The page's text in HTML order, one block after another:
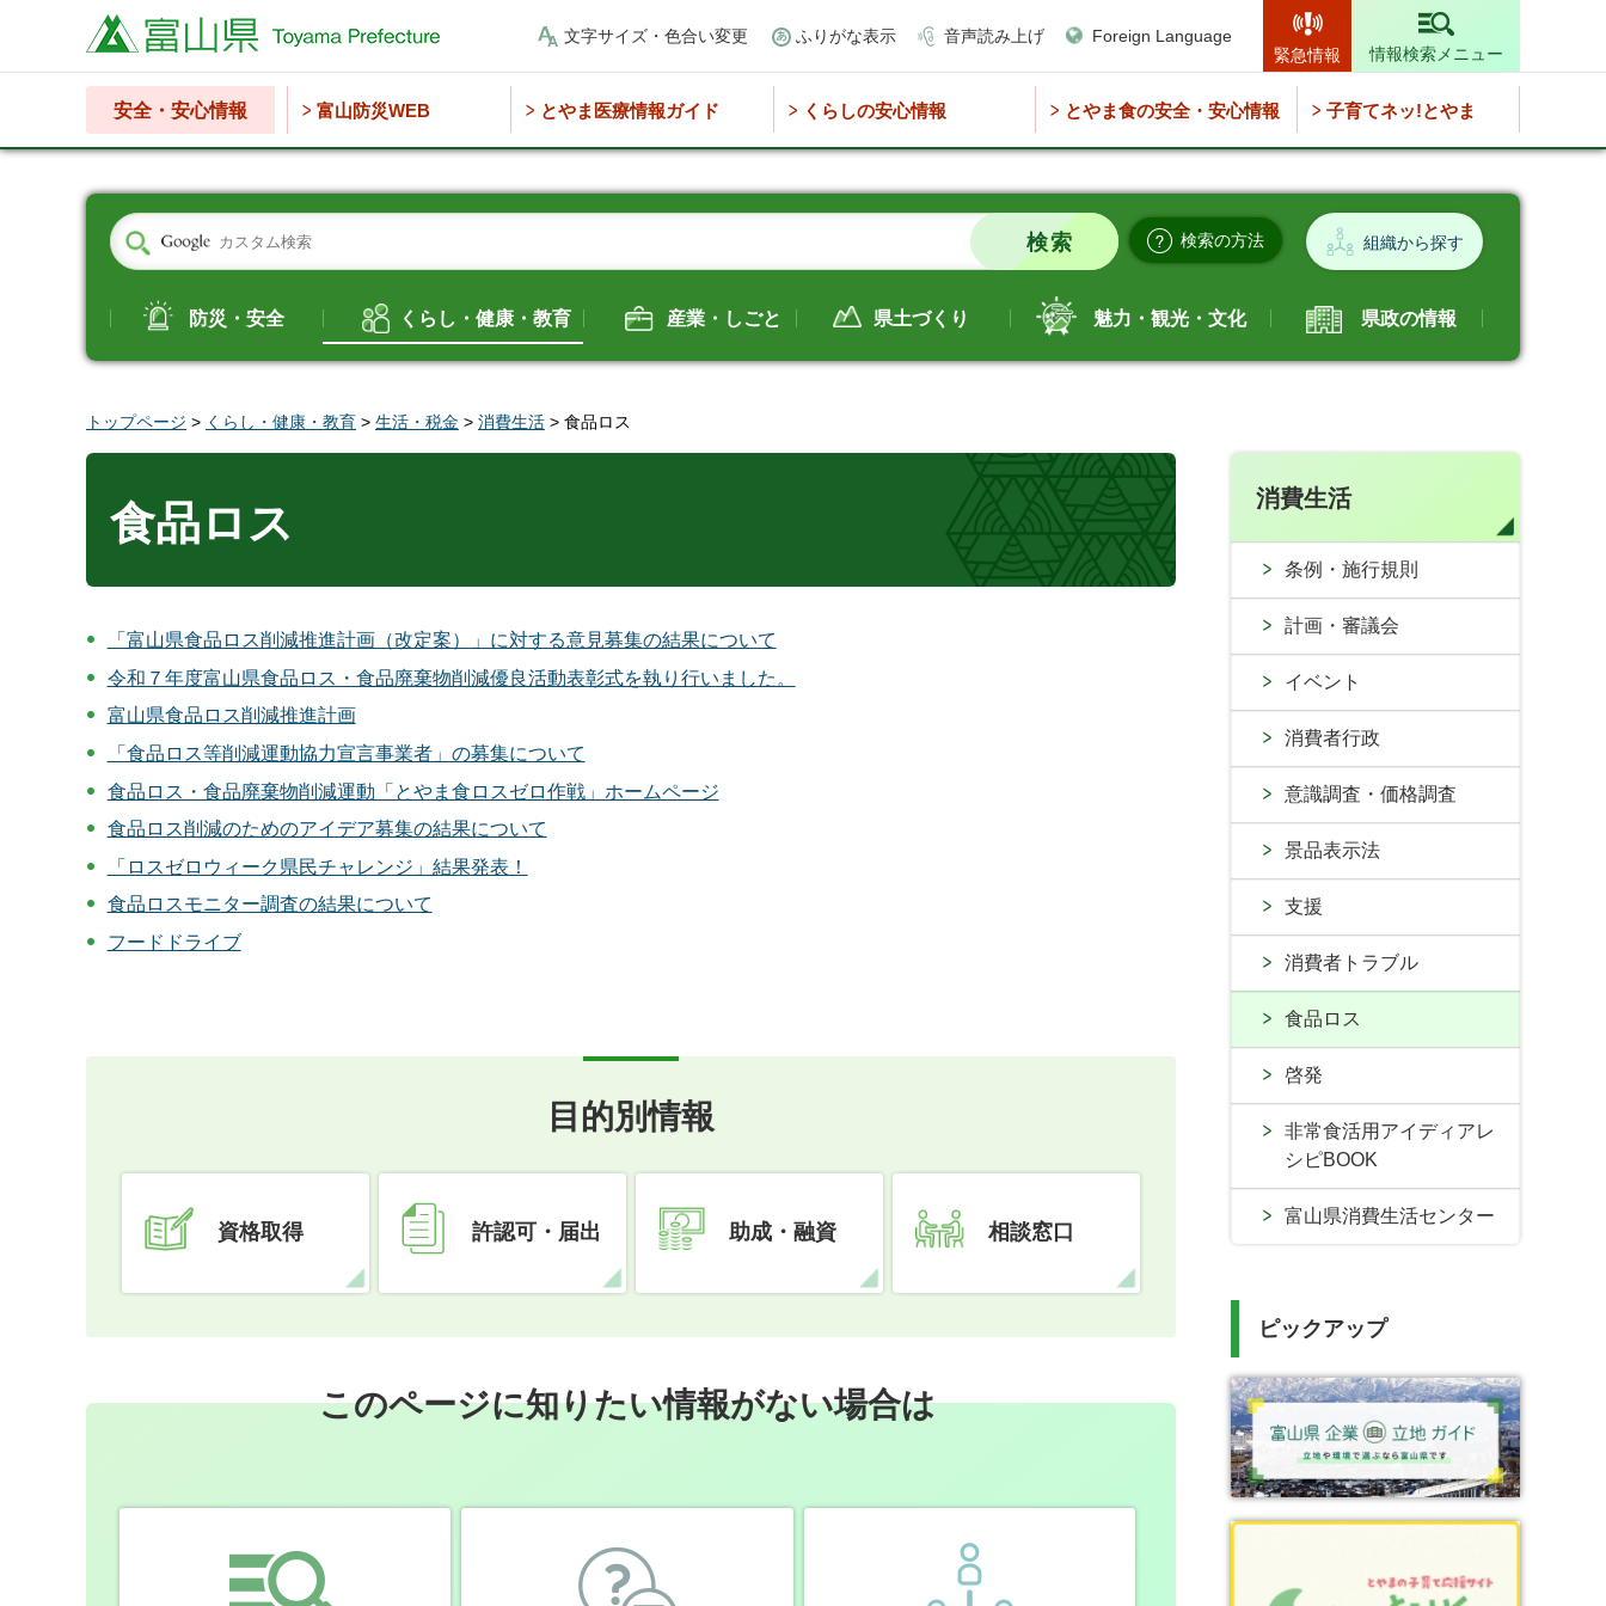
富山県 文字サイズ・色合い変更 ふりがな表示 音声読み上げ
Foreign Language
緊急情報
情報検索メニュー
安全・安心情報 富山防災WEB とやま医療情報ガイド くらしの安心情報 とやま食の安全・安心情報 子育てネッ!とやま
検索の方法 組織から探す
防災・安全 くらし・健康・教育 産業・しごと 県土づくり 魅力・観光・文化 県政の情報
トップページ > くらし・健康・教育 > 生活・税金 > 消費生活 > 食品ロス
食品ロス
「富山県食品ロス削減推進計画（改定案）」に対する意見募集の結果について
令和７年度富山県食品ロス・食品廃棄物削減優良活動表彰式を執り行いました。
富山県食品ロス削減推進計画
「食品ロス等削減運動協力宣言事業者」の募集について
食品ロス・食品廃棄物削減運動「とやま食ロスゼロ作戦」ホームページ
食品ロス削減のためのアイデア募集の結果について
「ロスゼロウィーク県民チャレンジ」結果発表！
食品ロスモニター調査の結果について
フードドライブ
目的別情報
資格取得 許認可・届出 助成・融資 相談窓口
このページに知りたい情報がない場合は
消費生活
条例・施行規則
計画・審議会
イベント
消費者行政
意識調査・価格調査
景品表示法
支援
消費者トラブル
食品ロス
啓発
非常食活用アイディアレ
シピBOOK
富山県消費生活センター
ピックアップ